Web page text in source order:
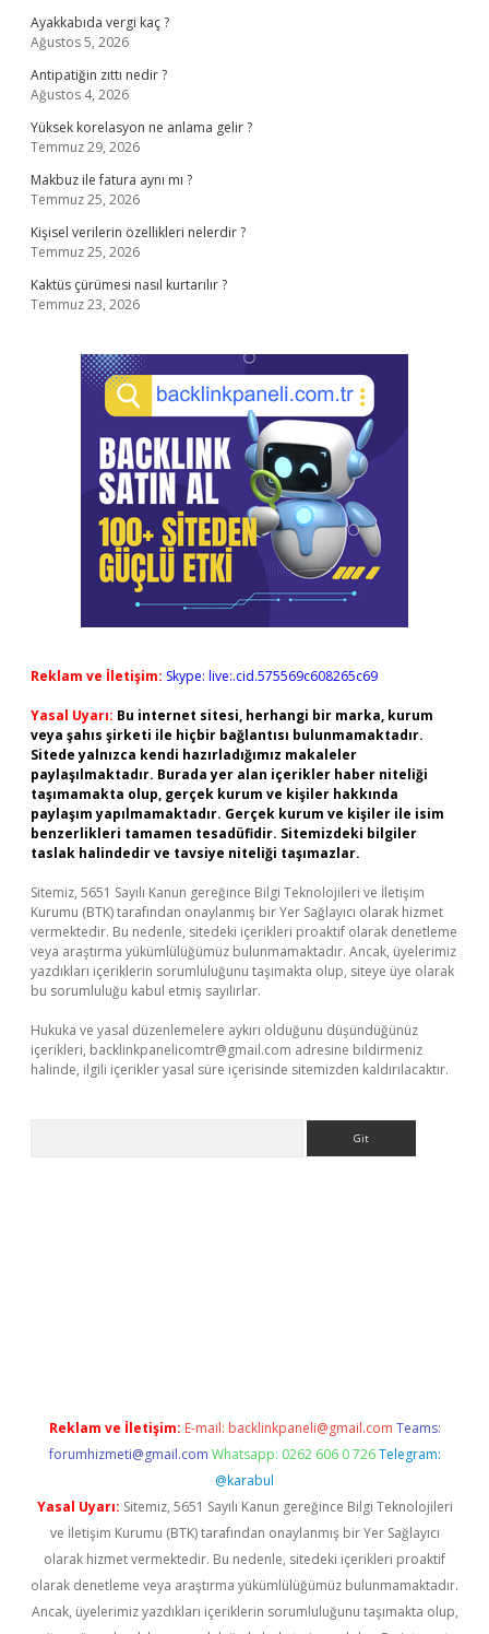
Ayakkabıda vergi kaç ?
Ağustos 5, 2026
Antipatiğin zıttı nedir ?
Ağustos 4, 2026
Yüksek korelasyon ne anlama gelir ?
Temmuz 29, 2026
Makbuz ile fatura aynı mı ?
Temmuz 25, 2026
Kişisel verilerin özellikleri nelerdir ?
Temmuz 25, 2026
Kaktüs çürümesi nasıl kurtarılır ?
Temmuz 23, 2026
Reklam ve İletişim: Skype: live:.cid.575569c608265c69
Yasal Uyarı: Bu internet sitesi, herhangi bir marka, kurum
veya şahıs şirketi ile hiçbir bağlantısı bulunmamaktadır.
Sitede yalnızca kendi hazırladığımız makaleler
paylaşılmaktadır. Burada yer alan içerikler haber niteliği
taşımamakta olup, gerçek kurum ve kişiler hakkında
paylaşım yapılmamaktadır. Gerçek kurum ve kişiler ile isim
benzerlikleri tamamen tesadüfidir. Sitemizdeki bilgiler
taslak halindedir ve tavsiye niteliği taşımazlar.
Sitemiz, 5651 Sayılı Kanun gereğince Bilgi Teknolojileri ve İletişim
Kurumu (BTK) tarafından onaylanmış bir Yer Sağlayıcı olarak hizmet
vermektedir. Bu nedenle, sitedeki içerikleri proaktif olarak denetleme
veya araştırma yükümlülüğümüz bulunmamaktadır. Ancak, üyelerimiz
yazdıkları içeriklerin sorumluluğunu taşımakta olup, siteye üye olarak
bu sorumluluğu kabul etmiş sayılırlar.
Hukuka ve yasal düzenlemelere aykırı olduğunu düşündüğünüz
içerikleri, backlinkpanelicomtr@gmail.com adresine bildirmeniz
halinde, ilgili içerikler yasal süre içerisinde sitemizden kaldırılacaktır.
Reklam ve İletişim: E-mail: backlinkpaneli@gmail.com Teams:
forumhizmeti@gmail.com Whatsapp: 0262 606 0 726 Telegram:
@karabul
Yasal Uyarı: Sitemiz, 5651 Sayılı Kanun gereğince Bilgi Teknolojileri
ve İletişim Kurumu (BTK) tarafından onaylanmış bir Yer Sağlayıcı
olarak hizmet vermektedir. Bu nedenle, sitedeki içerikleri proaktif
olarak denetleme veya araştırma yükümlülüğümüz bulunmamaktadır.
Ancak, üyelerimiz yazdıkları içeriklerin sorumluluğunu taşımakta olup,